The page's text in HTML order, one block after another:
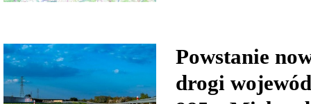
Powstanie
drogi